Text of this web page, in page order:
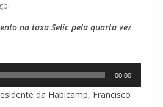
na taxa Selic pela quarta vez
00:00
da Habicamp, Francisco